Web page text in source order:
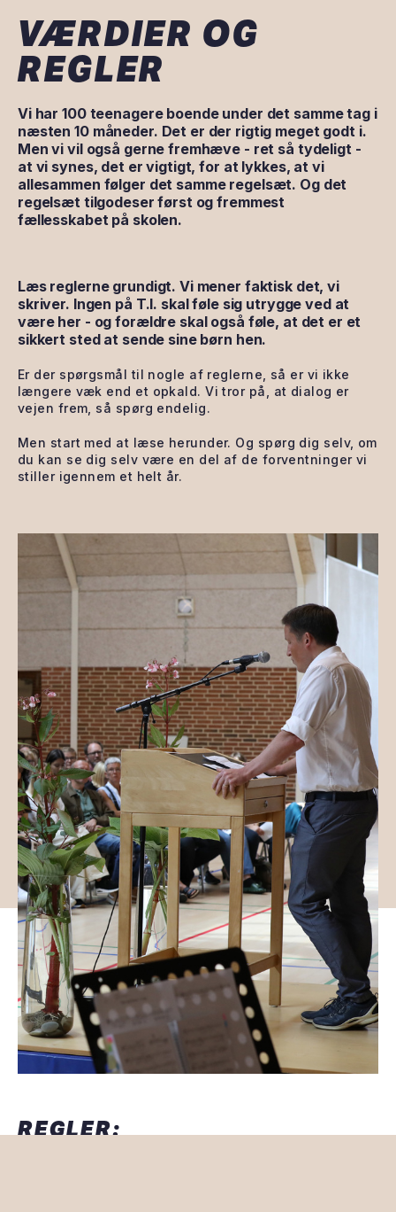
VÆRDIER OG
REGLER
Vi har 100 teenagere boende under det samme tag i
næsten 10 måneder. Det er der rigtig meget godt i.
Men vi vil også gerne fremhæve - ret så tydeligt -
at vi synes, det er vigtigt, for at lykkes, at vi
allesammen følger det samme regelsæt. Og det
regelsæt tilgodeser først og fremmest
fællesskabet på skolen.
Læs reglerne grundigt. Vi mener faktisk det, vi
skriver. Ingen på T.I. skal føle sig utrygge ved at
være her - og forældre skal også føle, at det er et
sikkert sted at sende sine børn hen.
Er der spørgsmål til nogle af reglerne, så er vi ikke
længere væk end et opkald. Vi tror på, at dialog er
vejen frem, så spørg endelig.
Men start med at læse herunder. Og spørg dig selv, om
du kan se dig selv være en del af de forventninger vi
stiller igennem et helt år.
REGLER: